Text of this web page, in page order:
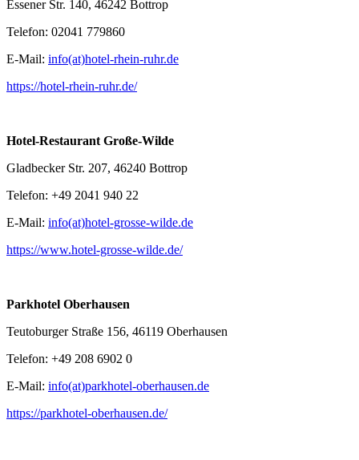
Essener Str. 140, 46242 Bottrop
Telefon: 02041 779860
E-Mail: info(at)hotel-rhein-ruhr.de
https://hotel-rhein-ruhr.de/
Hotel-Restaurant Große-Wilde
Gladbecker Str. 207, 46240 Bottrop
Telefon: +49 2041 940 22
E-Mail: info(at)hotel-grosse-wilde.de
https://www.hotel-grosse-wilde.de/
Parkhotel Oberhausen
Teutoburger Straße 156, 46119 Oberhausen
Telefon: +49 208 6902 0
E-Mail: info(at)parkhotel-oberhausen.de
https://parkhotel-oberhausen.de/